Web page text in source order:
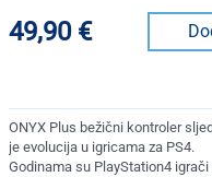
49,90 €
ONYX Plus bežični kontroler
je evolucija u igricama za PS4.
Godinama su PlayStation4 igrači